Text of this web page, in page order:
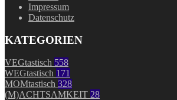
Impressum
Datenschutz
KATEGORIEN
VEGtastisch 558
WEGtastisch 171
MOMtastisch 328
(M)ACHTSAMKEIT 28